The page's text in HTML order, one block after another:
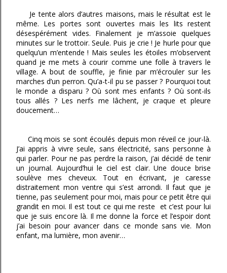
Je tente alors d’autres maisons, mais le résultat est le
même. Les portes sont ouvertes mais les lits restent
désespérément vides. Finalement je m’assoie quelques
minutes sur le trottoir. Seule. Puis je crie ! Je hurle pour que
quelqu’un m’entende ! Mais seules les étoiles m’observent
quand je me mets à courir comme une folle à travers le
village. A bout de souffle, je finie par m’écrouler sur les
marches d’un perron. Qu’a-t-il pu se passer ? Pourquoi tout
le monde a disparu ? Où sont mes enfants ? Où sont-ils
tous allés ? Les nerfs me lâchent, je craque et pleure
doucement…
Cinq mois se sont écoulés depuis mon réveil ce jour-là.
J’ai appris à vivre seule, sans électricité, sans personne à
qui parler. Pour ne pas perdre la raison, j’ai décidé de tenir
un journal. Aujourd’hui le ciel est clair. Une douce brise
soulève mes cheveux. Tout en écrivant, je caresse
distraitement mon ventre qui s’est arrondi. Il faut que je
tienne, pas seulement pour moi, mais pour ce petit être qui
grandit en moi. Il est tout ce qui me reste et c’est pour lui
que je suis encore là. Il me donne la force et l’espoir dont
j’ai besoin pour avancer dans ce monde sans vie. Mon
enfant, ma lumière, mon avenir…